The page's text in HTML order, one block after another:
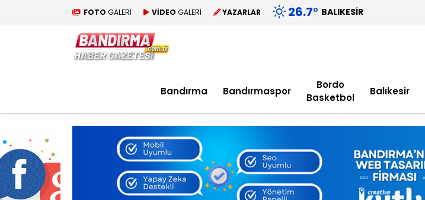
FOTO GALERİ VİDEO GALERİ YAZARLAR 26.7° BALIKESIR
Bandırma Bandırmaspor
Bordo
Basketbol
Balıkesir